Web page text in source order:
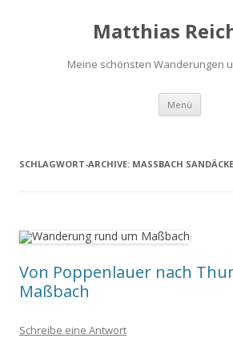
Matthias
Meine schönsten Wanderungen
Menü Zum
SCHLAGWORT-ARCHIVE: MASSBACH
Von Poppenlauer nach
Maßbach
Schreibe eine Antwort